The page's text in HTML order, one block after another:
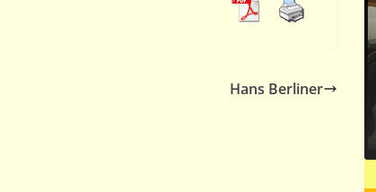
Hans Berliner